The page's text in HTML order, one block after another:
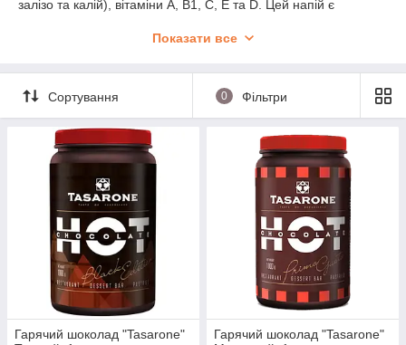
залізо та калій), вітаміни А, В1, С, Е та D. Цей напій є
захворювань та пухлин. Такий сприятливий вплив на
флавоноїдів. Ці речовини сприяють поліпшенню функцій
кровоносних судин та зниженню згубного впливу на організм
людини вільних радикалів. Крім цього, гарячий шоколад
містить біологічно активні речовини, які підвищують настрій
та життєвий тонус, стимулюють роботу мозку, покращують
пам'ять, збільшують працездатність та допомагають
подолати депресію.
Показати все
Сортування 0 Фільтри
Гарячий шоколад "Tasarone"
Гарячий шоколад "Tasarone"